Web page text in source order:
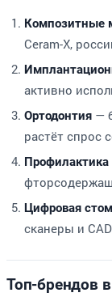
Композитные
Ceram-X,
активно
Ортодонтия —
растёт спрос
Профилактика
Цифровая
сканеры и
Топ-брендов